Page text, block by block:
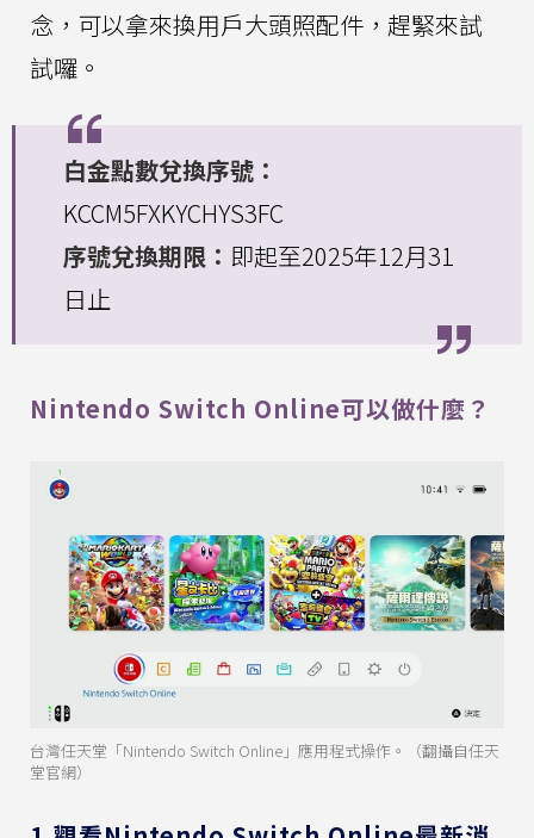
念，可以拿來換用戶大頭照配件，趕緊來試
試囉。
白金點數兌換序號：
KCCM5FXKYCHYS3FC
序號兌換期限： 即起至2025年12月31
日止
Nintendo Switch Online可以做什麼？
台灣任天堂「Nintendo Switch Online」應用程式操作。（翻攝自任天
堂官網）